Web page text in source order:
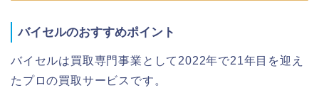
バイセルのおすすめポイント
バイセルは買取専門事業として2022年で21年目を迎え
たプロの買取サービスです。